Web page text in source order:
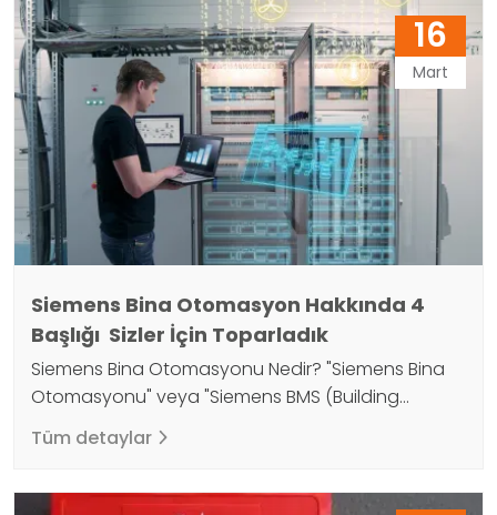
konuşma yoluyla yanıtlama imkanı verirler.
Seslendirme sistemleri, insan sesi benzeri bir çıktı
oluşturmak için doğal dil işleme, yapay zeka ve
diğer teknolojileri kullanır. Seslendirme…
16
Mart
Siemens Bina Otomasyon Hakkında 4
Başlığı Sizler İçin Toparladık
Siemens Bina Otomasyonu Nedir? "Siemens Bina
Otomasyonu" veya "Siemens BMS (Building
Management System)" olarak da bilinen Siemens
Bina Otomasyonu, bir binanın enerji verimliliğini
kullanılan bir sistemdir. Siemens Bina Otomasyonu,
Tüm detaylar